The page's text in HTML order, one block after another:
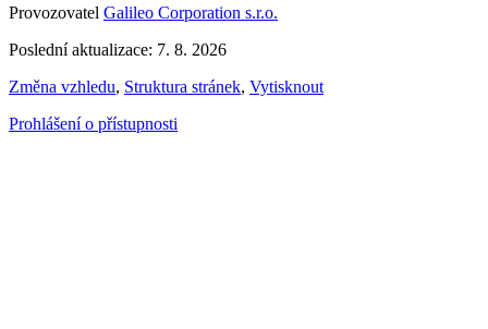
Provozovatel Galileo Corporation s.r.o.
Poslední aktualizace: 7. 8. 2026
Změna vzhledu, Struktura stránek, Vytisknout
Prohlášení o přístupnosti